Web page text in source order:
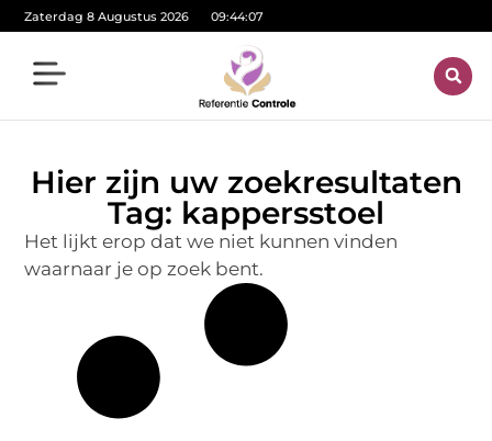
Zaterdag 8 Augustus 2026 09:44:07
Hier zijn uw zoekresultaten
Tag: kappersstoel
Het lijkt erop dat we niet kunnen vinden
waarnaar je op zoek bent.